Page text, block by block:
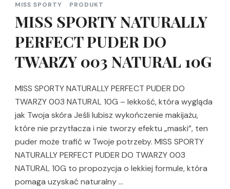
MISS SPORTY PRODUKT
MISS SPORTY NATURALLY
PERFECT PUDER DO
TWARZY 003 NATURAL 10G
MISS SPORTY NATURALLY PERFECT PUDER DO
TWARZY 003 NATURAL 10G – lekkość, która wygląda
jak Twoja skóra Jeśli lubisz wykończenie makijażu,
które nie przytłacza i nie tworzy efektu „maski”, ten
puder może trafić w Twoje potrzeby. MISS SPORTY
NATURALLY PERFECT PUDER DO TWARZY 003
NATURAL 10G to propozycja o lekkiej formule, która
pomaga uzyskać naturalny …